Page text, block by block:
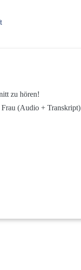
zu hören!
(Audio + Transkript)